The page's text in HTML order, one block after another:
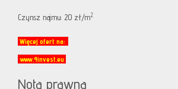
Czynsz najmu: 20 zł/m2
Więcej ofert na:
www.4invest.eu
Nota prawna